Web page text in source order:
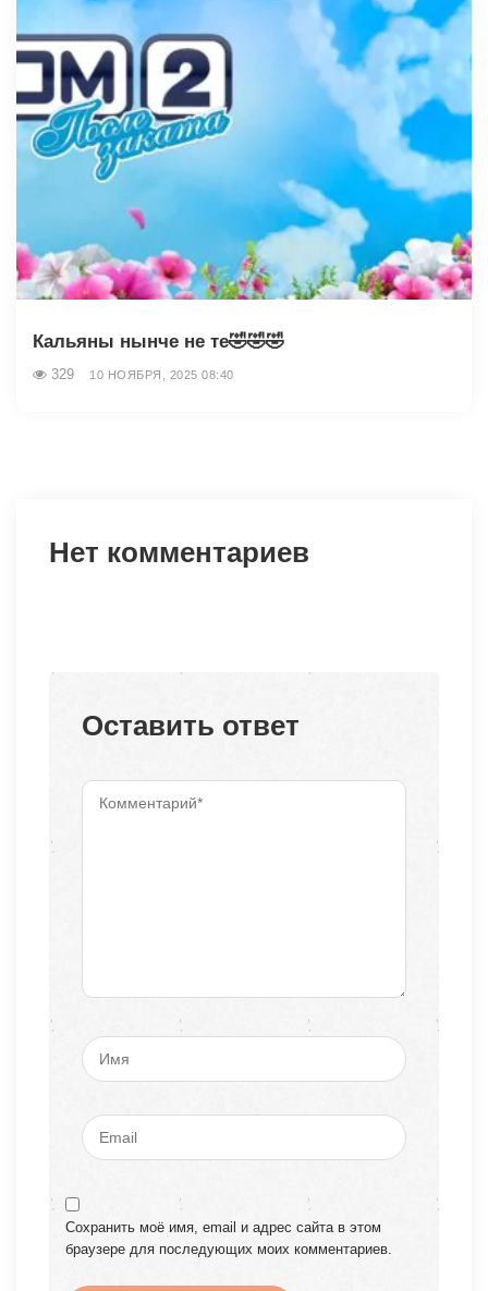
Кальяны нынче не те🤣🤣🤣
329 10 НОЯБРЯ, 2025 08:40
Нет комментариев
Оставить ответ
Сохранить моё имя, email и адрес сайта в этом
браузере для последующих моих комментариев.